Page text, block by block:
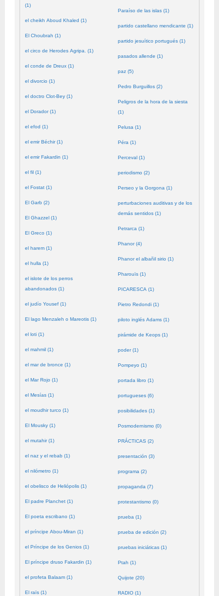
(1)
el cheikh Aboud Khaled (1)
El Choubrah (1)
el circo de Herodes Agripa. (1)
el conde de Dreux (1)
el divorcio (1)
el doctro Clot-Bey (1)
el Dorador (1)
el efod (1)
el emir Béchir (1)
el emir Fakardin (1)
el fil (1)
el Fostat (1)
El Garb (2)
El Ghazzel (1)
El Greco (1)
el harem (1)
el hulla (1)
el islote de los perros
abandonados (1)
el judío Yousef (1)
El lago Menzaleh o Mareotis (1)
el loti (1)
el mahmil (1)
el mar de bronce (1)
el Mar Rojo (1)
el Mesías (1)
el moudhir turco (1)
El Mousky (1)
el mutahir (1)
el naz y el rebab (1)
el nilómetro (1)
el obelisco de Heliópolis (1)
El padre Planchet (1)
El poeta escribano (1)
el príncipe Abou-Miran (1)
el Príncipe de los Genios (1)
El príncipe druso Fakardin (1)
el profeta Balaam (1)
El raïs (1)
Paraíso de las islas (1)
partido castellano mendicante (1)
partido jesuítico portugués (1)
pasados allende (1)
paz (5)
Pedro Burguillos (2)
Peligros de la hora de la siesta
(1)
Pelusa (1)
Péra (1)
Perceval (1)
periodismo (2)
Perseo y la Gorgona (1)
perturbaciones auditivas y de los
demás sentidos (1)
Petrarca (1)
Phanor (4)
Phanor el albañil sirio (1)
Pharouïs (1)
PICARESCA (1)
Pietro Redondi (1)
piloto inglés Adams (1)
pirámide de Keops (1)
poder (1)
Pompeyo (1)
portada libro (1)
portugueses (6)
posibilidades (1)
Posmodernismo (0)
PRÁCTICAS (2)
presentación (3)
programa (2)
propaganda (7)
protestantismo (0)
prueba (1)
prueba de edición (2)
pruebas iniciáticas (1)
Ptah (1)
Quijote (20)
RADIO (1)